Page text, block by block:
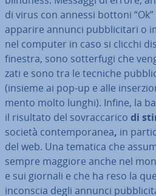
di virus con annessi bottoni “Ok”
apparire annunci pub­bli­ci­ta­ri o
nel computer in caso si clicchi
finestra, sono sot­ter­fu­gi che
za­ti e sono tra le tecniche
(insieme ai pop-up e alle
men­to molto lunghi). Infine, la
il risultato del so­vrac­ca­ri­co di
società con­tem­po­ra­nea, in
del web. Una tematica che
sempre maggiore anche nel
e sui giornali e che ha reso la
inconscia degli annunci